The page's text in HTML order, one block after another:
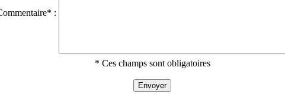
:
* Ces champs sont obligatoires